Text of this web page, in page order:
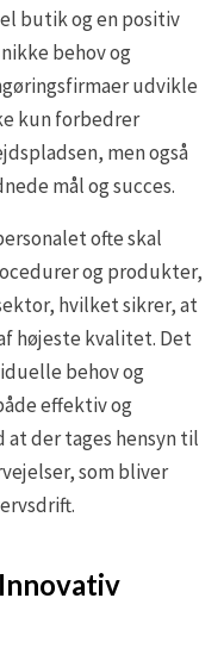
butik og en positiv
behov og
udvikle
kun forbedrer
men også
mål og succes.
ofte skal
og produkter,
hvilket sikrer, at
højeste kvalitet. Det
behov og
effektiv og
der tages hensyn til
som bliver